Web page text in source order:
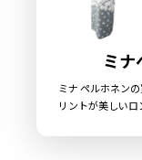
ミ
ミナ ペルホネン
リントが美しい